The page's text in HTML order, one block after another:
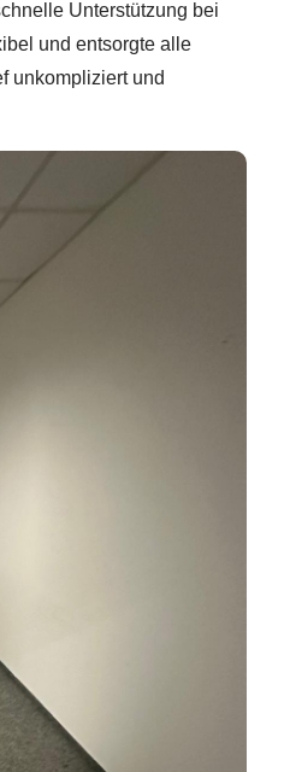
Unterstützung bei
und entsorgte alle
unkompliziert und